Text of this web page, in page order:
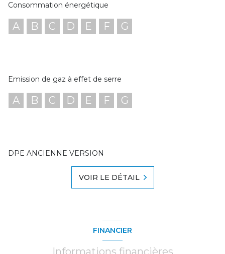
Consommation énergétique
A B C D E F G
Emission de gaz à effet de serre
A B C D E F G
DPE ANCIENNE VERSION
VOIR LE DÉTAIL
FINANCIER
Informations financières